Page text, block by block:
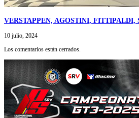
VERSTAPPEN, AGOSTINI,
10 julio, 2024
Los comentarios están cerrados.